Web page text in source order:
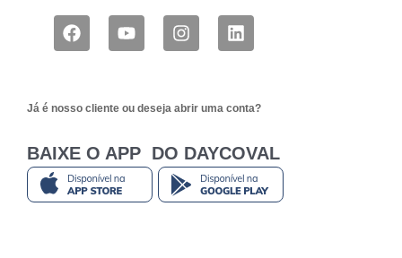
F
a
o
k
Y
o
b
I
n
g
a
m
L
i
d
n
Já é nosso cliente ou deseja abrir uma conta?
BAIXE O APP DO DAYCOVAL